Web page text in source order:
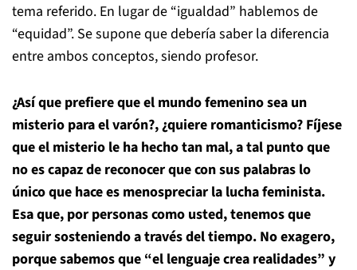
tema referido. En lugar de “igualdad” hablemos de
“equidad”. Se supone que debería saber la diferencia
entre ambos conceptos, siendo profesor.
¿Así que prefiere que el mundo femenino sea un
misterio para el varón?, ¿quiere romanticismo? Fíjese
que el misterio le ha hecho tan mal, a tal punto que
no es capaz de reconocer que con sus palabras lo
único que hace es menospreciar la lucha feminista.
Esa que, por personas como usted, tenemos que
seguir sosteniendo a través del tiempo. No exagero,
porque sabemos que “el lenguaje crea realidades” y